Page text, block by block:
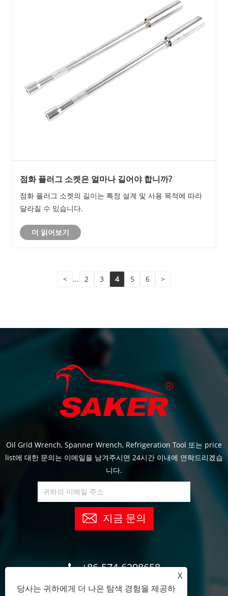
점화 플러그 소켓은 얼마나 길어야 합니까?
점화 플러그 소켓의 길이는 특정 설계 및 사용 목적에 따라
달라질 수 있습니다.
더 읽어보기
< ... 2 3 4 5 6 >
Oil Grid Wrench, Spanner Wrench, Refrigeration Tool 또는 price
list에 대한 문의는 이메일을 남겨주시면 24시간 이내에 연락드리겠습
니다.
지금 문의
+86-574-6298658
tracy@sakertools.com
X
당사는 귀하에게 더 나은 탐색 경험을 제공하